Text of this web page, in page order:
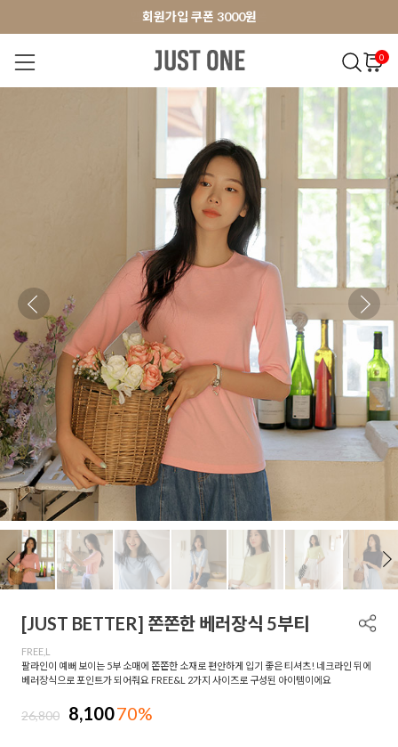
앱 다운로드 10% 할인쿠폰
회원가입 쿠폰 3000원
앱 다운로드 10% 할인쿠폰
0
오늘출발 MADE . J 팬츠
[JUST BETTER] 쫀쫀한 베러장식 5부티
FREE,L
팔라인이 예뻐 보이는 5부 소매에 쫀쫀한 소재로 편안하게 입기 좋은 티셔츠! 네크라인 뒤에
베러장식으로 포인트가 되어줘요 FREE&L 2가지 사이즈로 구성된 아이템이에요
26,800 8,10070%